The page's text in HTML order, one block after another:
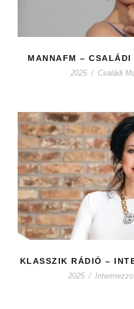
MANNAFM –
2025 / Családi
KLASSZIK RÁDIÓ –
2025 / Intermezzo